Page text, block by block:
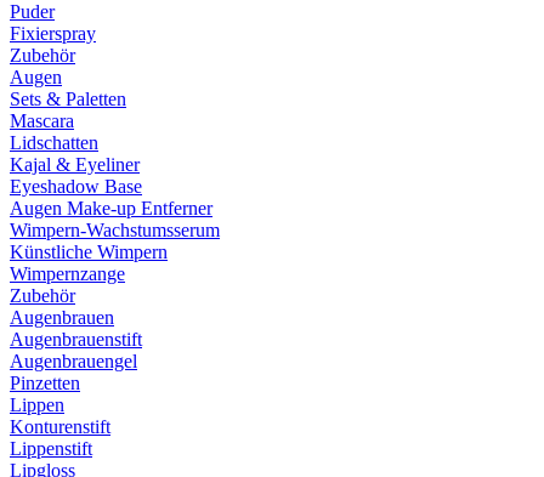
Puder
Fixierspray
Zubehör
Augen
Sets & Paletten
Mascara
Lidschatten
Kajal & Eyeliner
Eyeshadow Base
Augen Make-up Entferner
Wimpern-Wachstumsserum
Künstliche Wimpern
Wimpernzange
Zubehör
Augenbrauen
Augenbrauenstift
Augenbrauengel
Pinzetten
Lippen
Konturenstift
Lippenstift
Lipgloss